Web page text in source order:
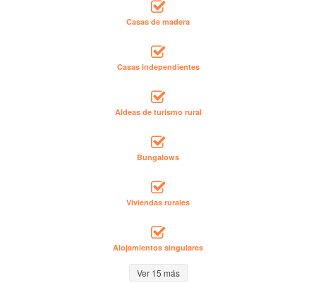
Casas de madera
Casas independientes
Aldeas de turismo rural
Bungalows
Viviendas rurales
Alojamientos singulares
Ver 15 más